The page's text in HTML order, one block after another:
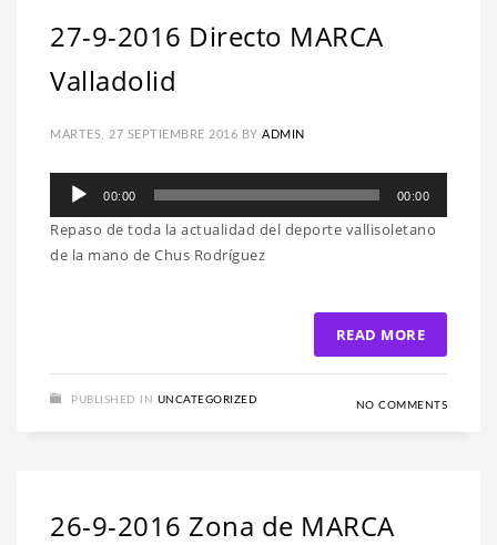
27-9-2016 Directo MARCA
Valladolid
MARTES, 27 SEPTIEMBRE 2016 BY ADMIN
Reproductor
audio
00:00 00:00
Repaso de toda la actualidad del deporte vallisoletano
de la mano de Chus Rodríguez
READ MORE
PUBLISHED IN UNCATEGORIZED NO COMMENTS
26-9-2016 Zona de MARCA